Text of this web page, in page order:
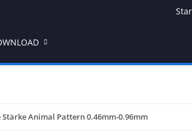
Animal Pattern 0.46mm-0.96mm